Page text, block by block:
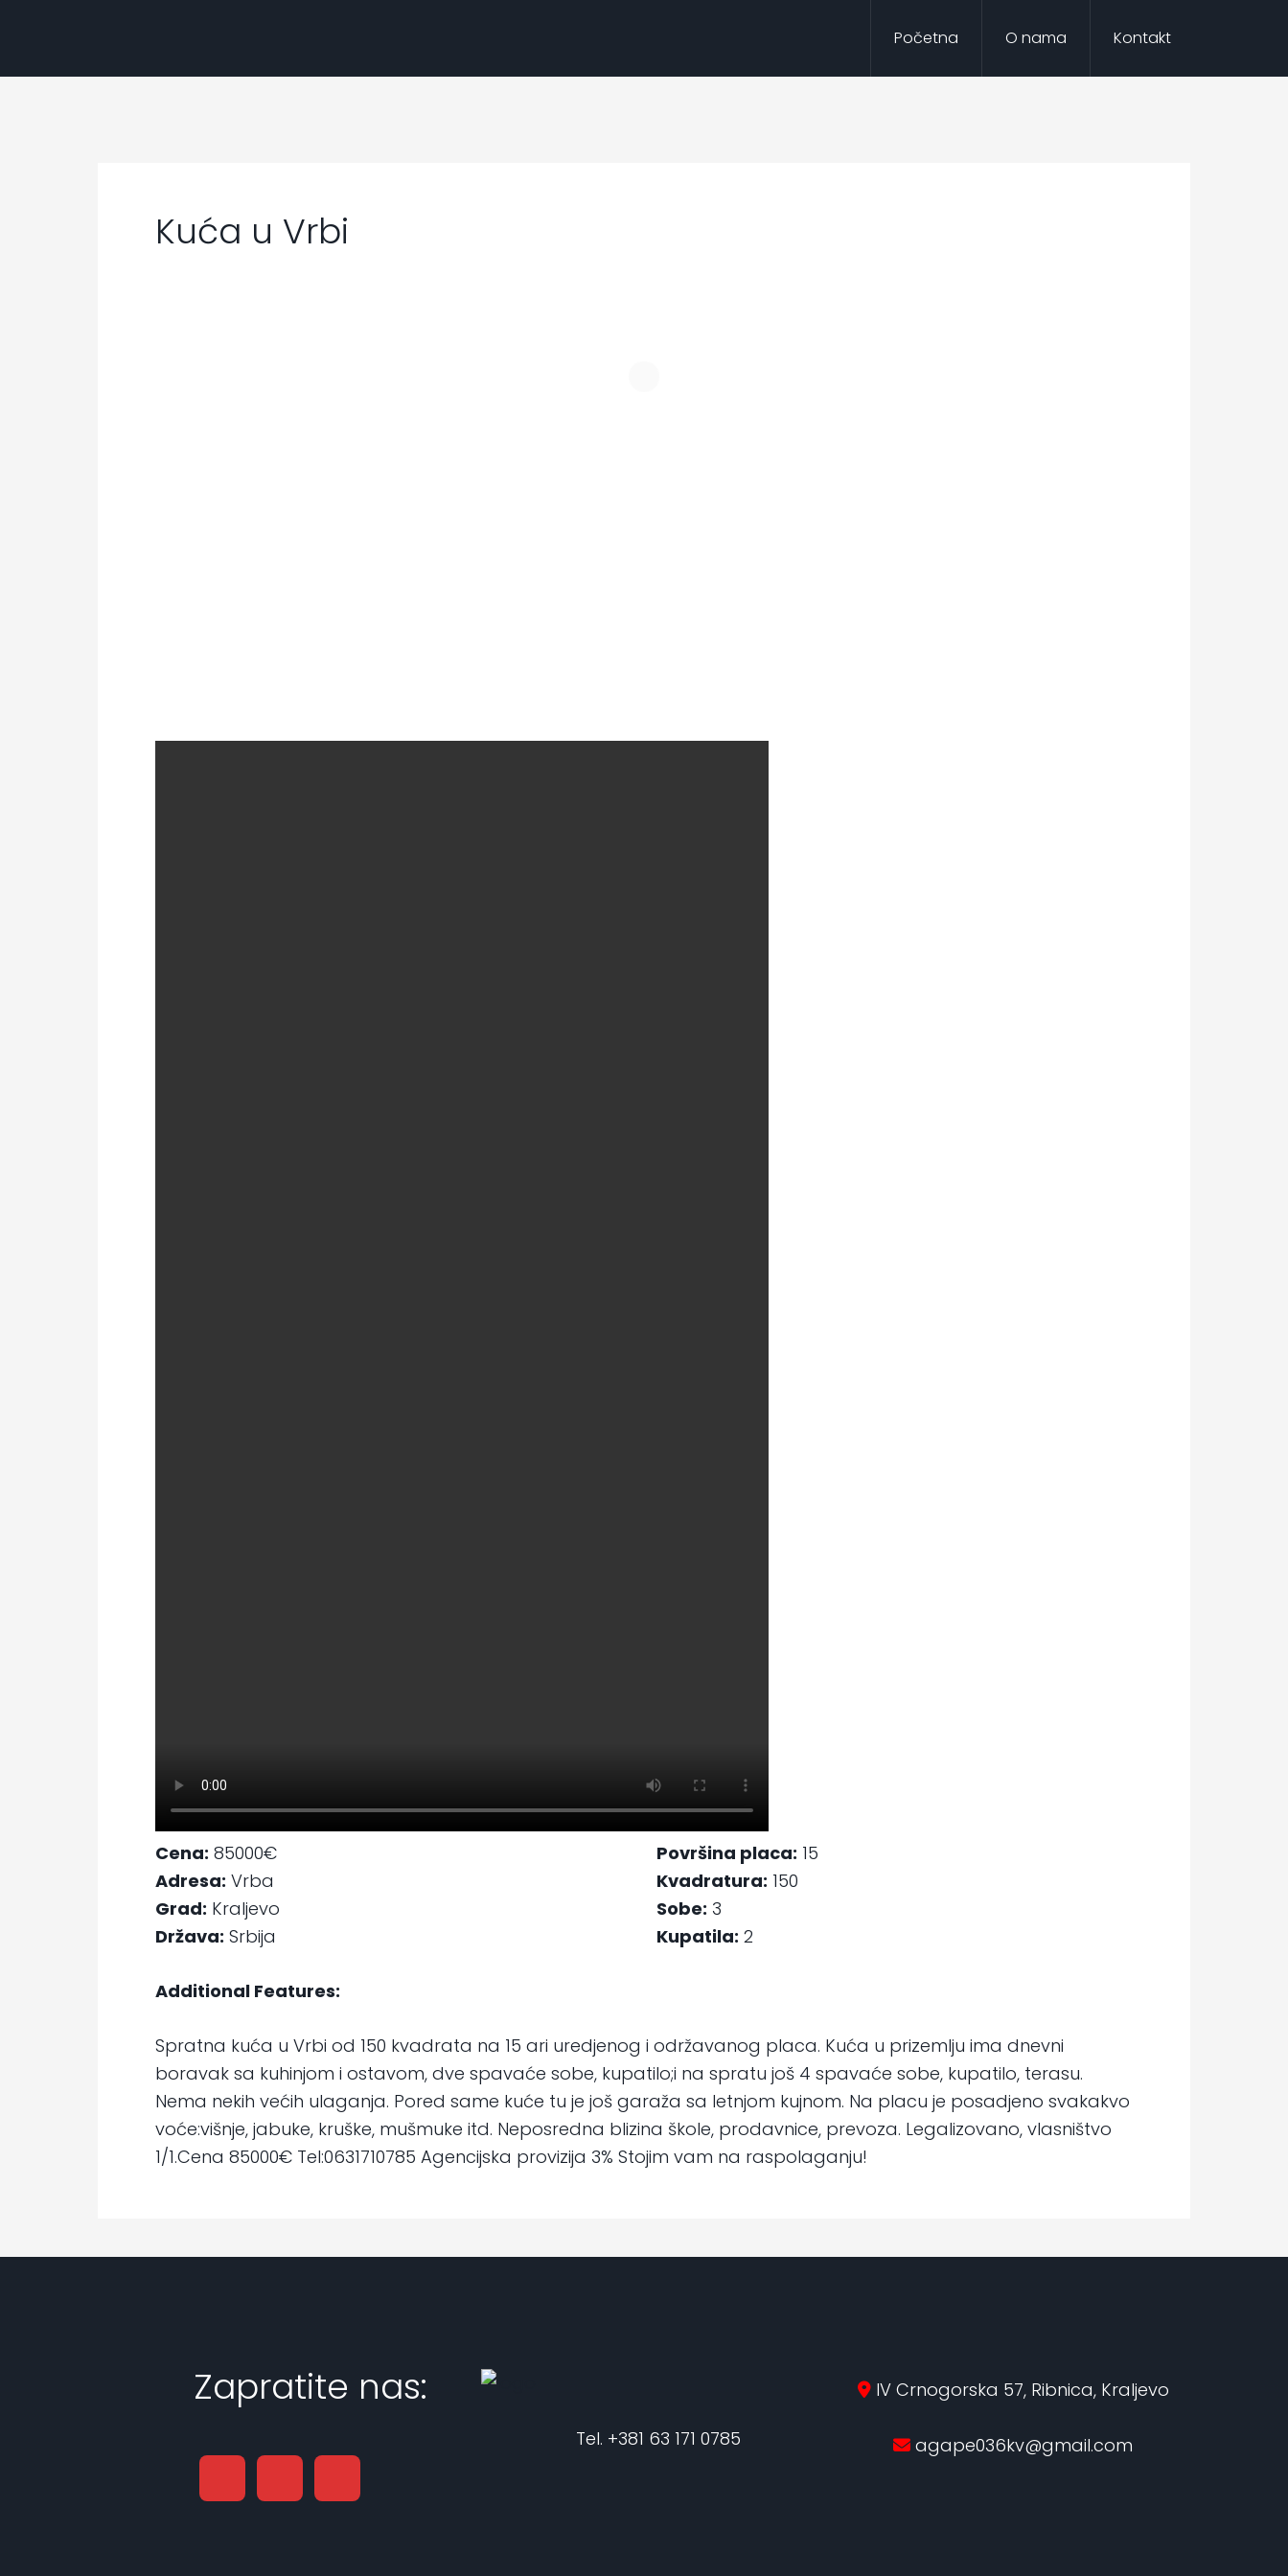
Početna O nama Kontakt
Kuća u Vrbi
Cena: 85000€
Adresa: Vrba
Grad: Kraljevo
Država: Srbija
Površina placa: 15
Kvadratura: 150
Sobe: 3
Kupatila: 2
Additional Features:
Spratna kuća u Vrbi od 150 kvadrata na 15 ari uredjenog i održavanog placa. Kuća u prizemlju ima dnevni
boravak sa kuhinjom i ostavom, dve spavaće sobe, kupatilo;i na spratu još 4 spavaće sobe, kupatilo, terasu.
Nema nekih većih ulaganja. Pored same kuće tu je još garaža sa letnjom kujnom. Na placu je posadjeno svakakvo
voće:višnje, jabuke, kruške, mušmuke itd. Neposredna blizina škole, prodavnice, prevoza. Legalizovano, vlasništvo
1/1.Cena 85000€ Tel:0631710785 Agencijska provizija 3% Stojim vam na raspolaganju!
Zapratite nas:
Tel. +381 63 171 0785
IV Crnogorska 57, Ribnica, Kraljevo
agape036kv@gmail.com